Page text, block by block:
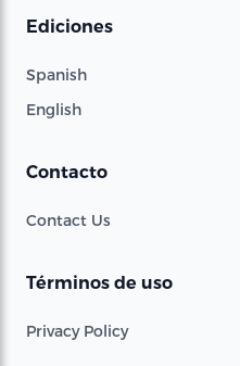
Ediciones
Spanish
English
Contacto
Contact Us
Términos de uso
Privacy Policy